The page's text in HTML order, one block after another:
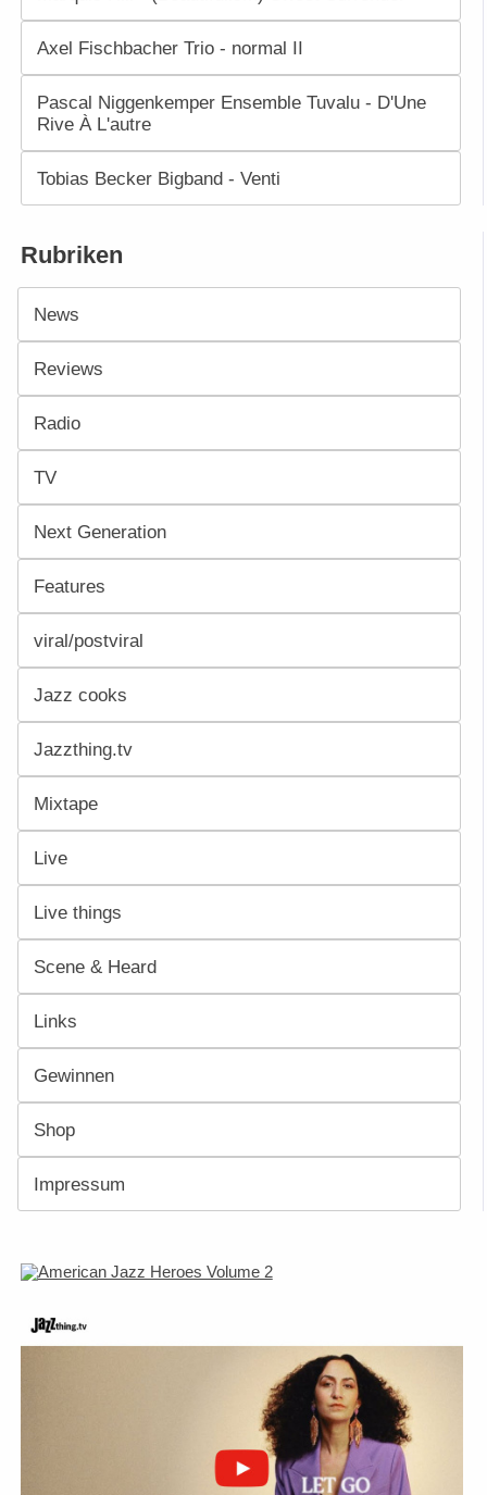
Axel Fischbacher Trio - normal II
Pascal Niggenkemper Ensemble Tuvalu - D'Une
Rive À L'autre
Tobias Becker Bigband - Venti
Rubriken
News
Reviews
Radio
TV
Next Generation
Features
viral/postviral
Jazz cooks
Jazzthing.tv
Mixtape
Live
Live things
Scene & Heard
Links
Gewinnen
Shop
Impressum